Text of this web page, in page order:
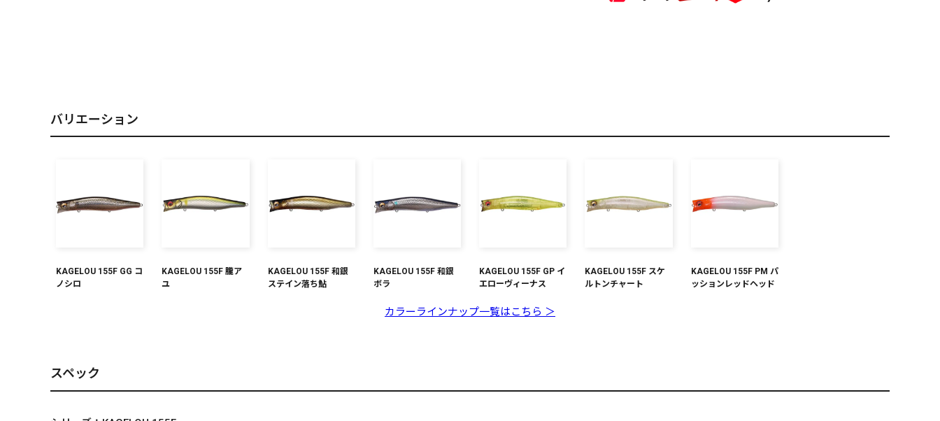
バリエーション
KAGELOU 155F GG コ
ノシロ
KAGELOU 155F 朧ア
ユ
KAGELOU 155F 和銀
ステイン落ち鮎
KAGELOU 155F 和銀
ボラ
KAGELOU 155F GP イ
エローヴィーナス
KAGELOU 155F スケ
ルトンチャート
KAGELOU 155F PM パ
ッションレッドヘッド
カラーラインナップ一覧はこちら ＞
スペック